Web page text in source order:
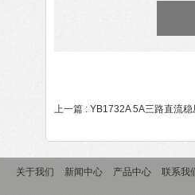
上一篇 : YB1732A 5A三路直流稳
关于我们 新闻中心 产品中心 联系我